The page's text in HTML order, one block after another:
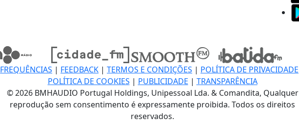
FREQUÊNCIAS | FEEDBACK | TERMOS E CONDIÇÕES | POLÍTICA DE PRIVACIDADE
POLÍTICA DE COOKIES | PUBLICIDADE | TRANSPARÊNCIA
© 2026 BMHAUDIO Portugal Holdings, Unipessoal Lda. & Comandita, Qualquer
reprodução sem consentimento é expressamente proibida. Todos os direitos
reservados.